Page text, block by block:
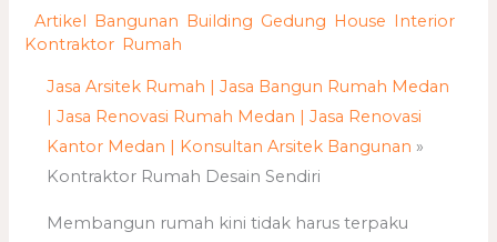
/Artikel Bangunan Building Gedung House Interior
Kontraktor Rumah
Jasa Arsitek Rumah | Jasa Bangun Rumah Medan
| Jasa Renovasi Rumah Medan | Jasa Renovasi
Kantor Medan | Konsultan Arsitek Bangunan »
Kontraktor Rumah Desain Sendiri
Membangun rumah kini tidak harus terpaku